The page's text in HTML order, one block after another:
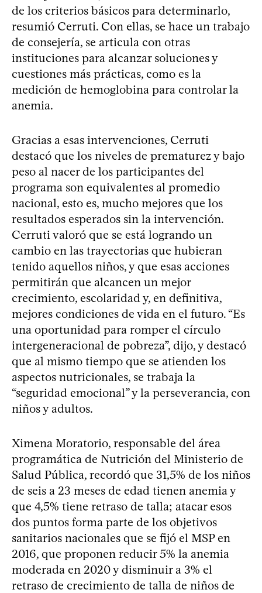
de los criterios básicos para determinarlo,
resumió Cerruti. Con ellas, se hace un trabajo
de consejería, se articula con otras
instituciones para alcanzar soluciones y
cuestiones más prácticas, como es la
medición de hemoglobina para controlar la
anemia.
Gracias a esas intervenciones, Cerruti
destacó que los niveles de prematurez y bajo
peso al nacer de los participantes del
programa son equivalentes al promedio
nacional, esto es, mucho mejores que los
resultados esperados sin la intervención.
Cerruti valoró que se está logrando un
cambio en las trayectorias que hubieran
tenido aquellos niños, y que esas acciones
permitirán que alcancen un mejor
crecimiento, escolaridad y, en definitiva,
mejores condiciones de vida en el futuro. “Es
una oportunidad para romper el círculo
intergeneracional de pobreza”, dijo, y destacó
que al mismo tiempo que se atienden los
aspectos nutricionales, se trabaja la
“seguridad emocional” y la perseverancia, con
niños y adultos.
Ximena Moratorio, responsable del área
programática de Nutrición del Ministerio de
Salud Pública, recordó que 31,5% de los niños
de seis a 23 meses de edad tienen anemia y
que 4,5% tiene retraso de talla; atacar esos
dos puntos forma parte de los objetivos
sanitarios nacionales que se fijó el MSP en
2016, que proponen reducir 5% la anemia
moderada en 2020 y disminuir a 3% el
retraso de crecimiento de talla de niños de